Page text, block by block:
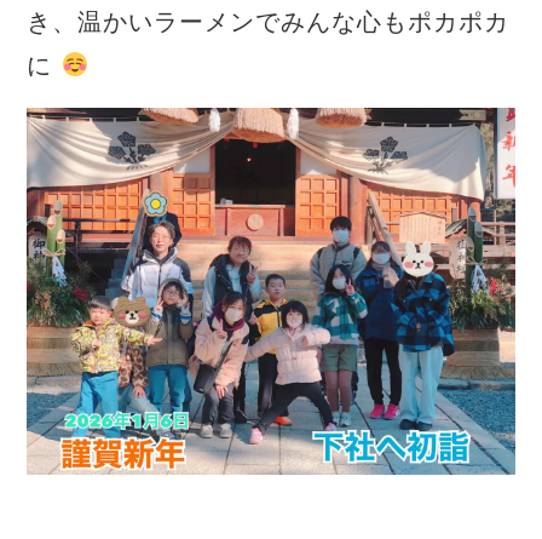
き、温かいラーメンでみんな心もポカポカ
に